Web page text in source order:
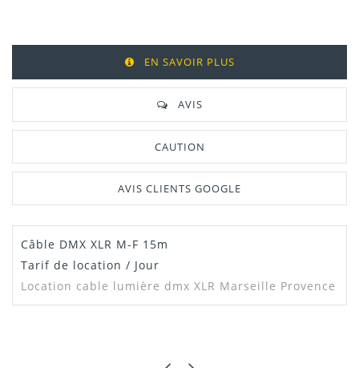
EN SAVOIR PLUS
AVIS
CAUTION
AVIS CLIENTS GOOGLE
Câble DMX XLR M-F 15m
Tarif de location / Jour
Location cable lumière dmx XLR Marseille Provence